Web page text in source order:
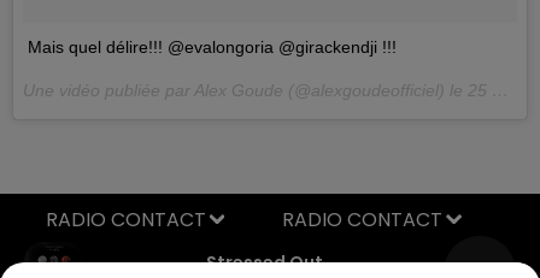
Mais quel délire!!! @evalongoria @girackendji !!!
Une vidéo publiée par Alex Goude (@alexgoudeofficiel) le 25 Mai 2015 à 15h00 PDT
Stressed Out
RADIO CONTACT